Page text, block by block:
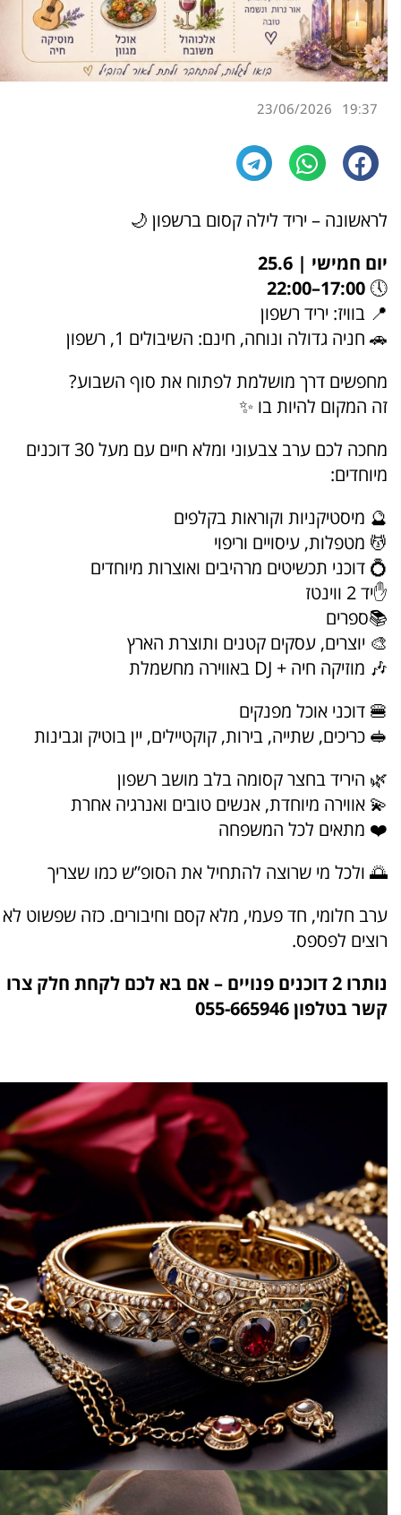
19:37
23/06/2026
לראשונה – יריד לילה קסום ברשפון 🌙
יום חמישי | 25.6
🕔
17:00–22:00
📍 בוויז: יריד רשפון
🚗 חניה גדולה ונוחה, חינם: השיבולים 1, רשפון
מחפשים דרך מושלמת לפתוח את סוף השבוע?
זה המקום להיות בו ✨
מחכה לכם ערב צבעוני ומלא חיים עם מעל 30 דוכנים
מיוחדים:
🔮 מיסטיקניות וקוראות בקלפים
💆 מטפלות, עיסויים וריפוי
💍 דוכני תכשיטים מרהיבים ואוצרות מיוחדים
✋יד 2 ווינטז
📚ספרים
🎨 יוצרים, עסקים קטנים ותוצרת הארץ
🎶 מוזיקה חיה + DJ באווירה מחשמלת
🍔 דוכני אוכל מפנקים
🥪 כריכים, שתייה, בירות, קוקטיילים, יין בוטיק וגבינות
🌿 היריד בחצר קסומה בלב מושב רשפון
💫 אווירה מיוחדת, אנשים טובים ואנרגיה אחרת
❤️ מתאים לכל המשפחה
🌅 ולכל מי שרוצה להתחיל את הסופ”ש כמו שצריך
ערב חלומי, חד פעמי, מלא קסם וחיבורים. כזה שפשוט לא
רוצים לפספס.
נותרו 2 דוכנים פנויים – אם בא לכם לקחת חלק צרו
קשר בטלפון 055-665946